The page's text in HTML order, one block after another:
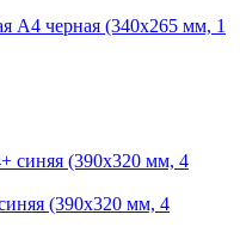
А4 черная (340x265 мм, 1
(390x320 мм, 4